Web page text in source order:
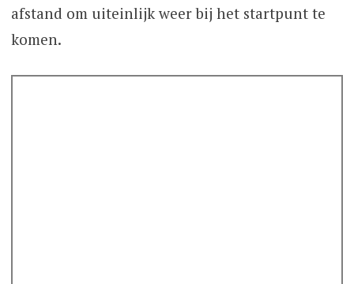
afstand om uiteinlijk weer bij het startpunt te
komen.